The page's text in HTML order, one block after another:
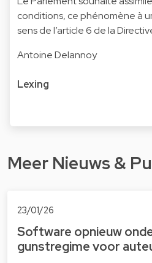
conditions, ce phénomène à
sens de l’article 6 de la
Antoine Delannoy
Lexing
Meer Nieuws &
23/01/26
Software opnieuw
gunstregime voor